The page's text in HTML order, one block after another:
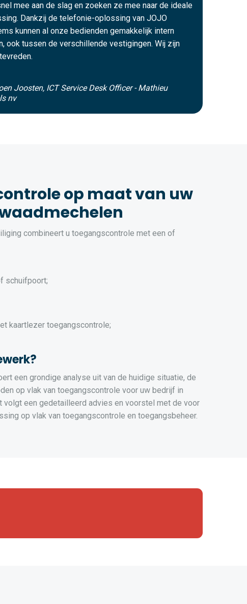
mee aan de slag en zoeken ze mee naar de ideale
Dankzij de telefonie-oplossing van JOJO
kunnen al onze bedienden gemakkelijk intern
ook tussen de verschillende vestigingen. Wij zijn
Joosten, ICT Service Desk Officer - Mathieu
nv
op maat van uw
combineert u toegangscontrole met een of
schuifpoort;
kaartlezer toegangscontrole;
een grondige analyse uit van de huidige situatie, de
op vlak van toegangscontrole voor uw bedrijf in
volgt een gedetailleerd advies en voorstel met de voor
op vlak van toegangscontrole en toegangsbeheer.